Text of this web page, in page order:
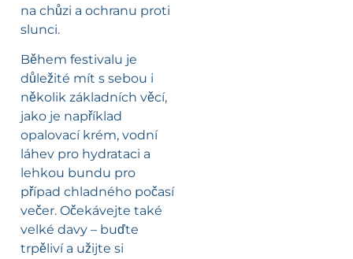
na chůzi a ochranu proti
slunci.
Během festivalu je
důležité mít s sebou i
několik základních věcí,
jako je například
opalovací krém, vodní
láhev pro hydrataci a
lehkou bundu pro
případ chladného počasí
večer. Očekávejte také
velké davy – buďte
trpěliví a užijte si